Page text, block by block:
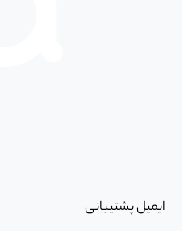
ایمیل پشتیبانی